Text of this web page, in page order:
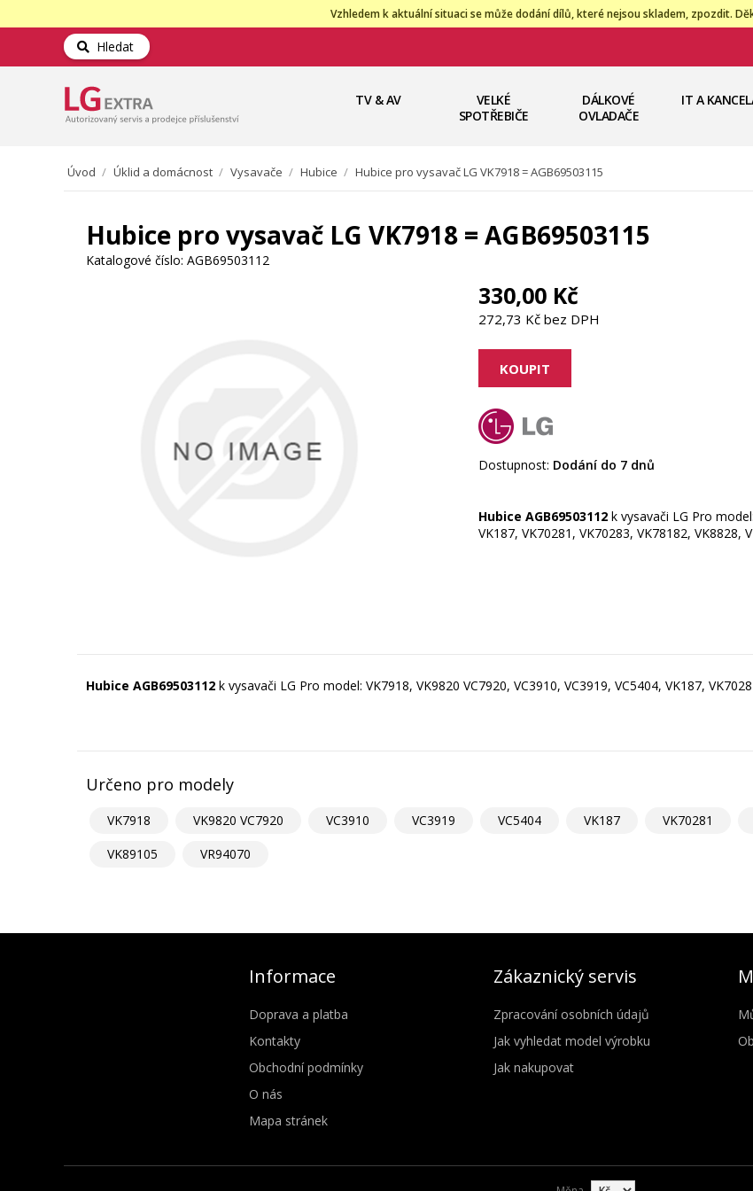
Vzhledem k aktuální situaci se může dodání dílů, které nejsou skladem, zpozdit.
Hledat
TV & AV
VELKÉ
SPOTŘEBIČE
DÁLKOVÉ
OVLADAČE
IT A
Úvod / Úklid a domácnost / Vysavače / Hubice / Hubice pro vysavač LG VK7918 = AGB69503115
Hubice pro vysavač LG VK7918 = AGB69503115
Katalogové číslo: AGB69503112
330,00 Kč
272,73 Kč bez DPH
Dostupnost: Dodání do 7 dnů
Hubice AGB69503112 k vysavači LG Pro
Hubice AGB69503112 k vysavači LG Pro model: VK7918, VK9820 VC7920, VC3910, VC3919, VC5404, VK187,
Určeno pro modely
VK7918 VK9820 VC7920 VC3910 VC3919 VC5404 VK187 VK70281
VK89105
VR94070
Informace
Doprava a platba
Kontakty
Obchodní podmínky
O nás
Mapa stránek
Zákaznický servis
Zpracování osobních údajů
Jak vyhledat model výrobku
Jak nakupovat